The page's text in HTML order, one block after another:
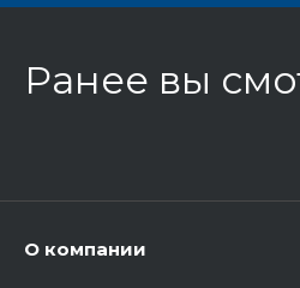
Ранее вы
О компании